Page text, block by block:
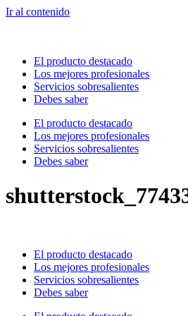
Ir al contenido
El producto destacado
Los mejores profesionales
Servicios sobresalientes
Debes saber
El producto destacado
Los mejores profesionales
Servicios sobresalientes
Debes saber
El producto destacado
Los mejores profesionales
Servicios sobresalientes
Debes saber